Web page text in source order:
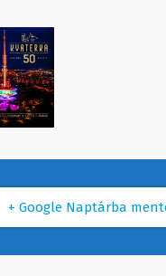
+ Google Naptárba